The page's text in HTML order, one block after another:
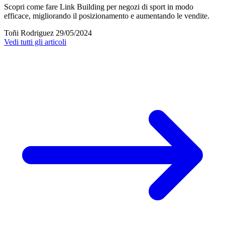
Scopri come fare Link Building per negozi di sport in modo
efficace, migliorando il posizionamento e aumentando le vendite.
Toñi Rodriguez 29/05/2024
Vedi tutti gli articoli